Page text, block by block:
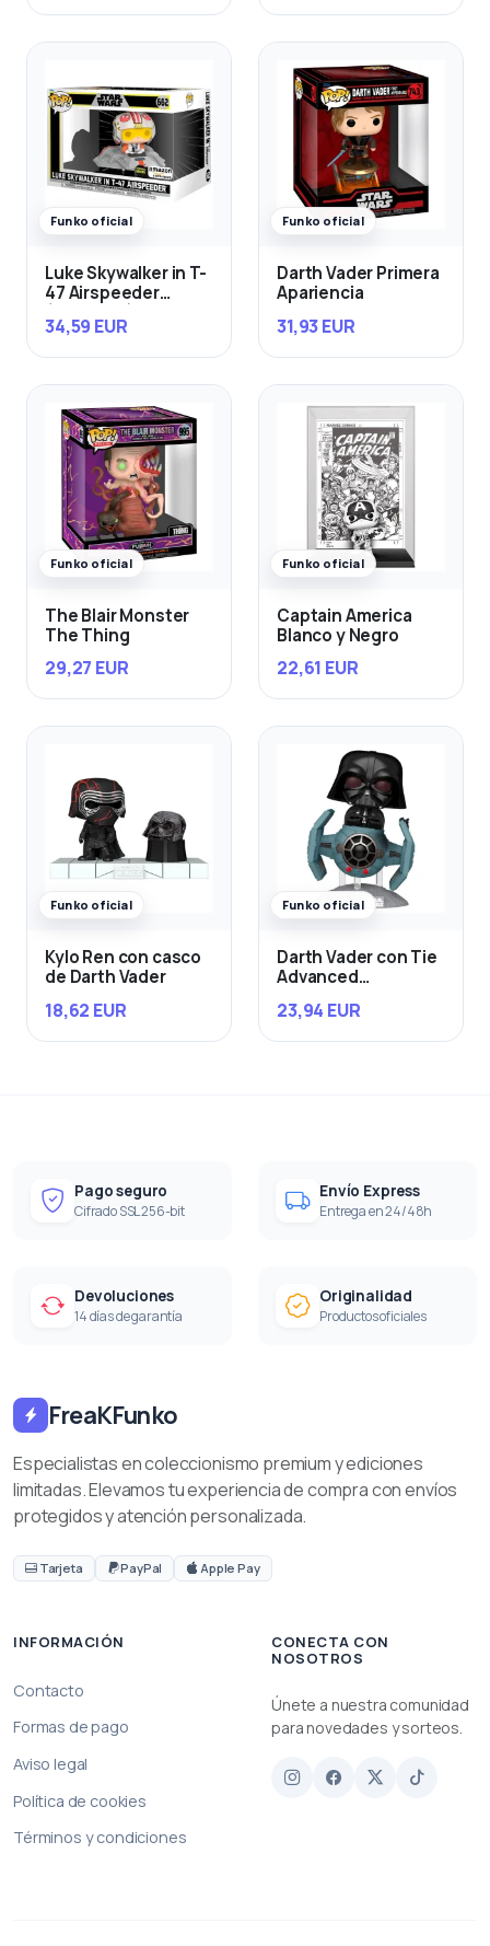
Funko oficial
Luke Skywalker in T-
47 Airspeeder
34,59 EUR
Funko oficial
Darth Vader Primera
Apariencia
31,93 EUR
Funko oficial
The Blair Monster
The Thing
29,27 EUR
Funko oficial
Captain America
Blanco y Negro
22,61 EUR
Funko oficial
Kylo Ren con casco
de Darth Vader
18,62 EUR
Funko oficial
Darth Vader con Tie
Advanced
23,94 EUR
Pago seguro
Cifrado SSL 256-bit
Envío Express
Entrega en 24/48h
Devoluciones
14 días de garantía
Originalidad
Productos oficiales
FreaKFunko
Especialistas en coleccionismo premium y ediciones
limitadas. Elevamos tu experiencia de compra con envíos
protegidos y atención personalizada.
Tarjeta PayPal Apple Pay
INFORMACIÓN
Contacto
Formas de pago
Aviso legal
Política de cookies
Términos y condiciones
CONECTA CON
NOSOTROS
Únete a nuestra comunidad
para novedades y sorteos.